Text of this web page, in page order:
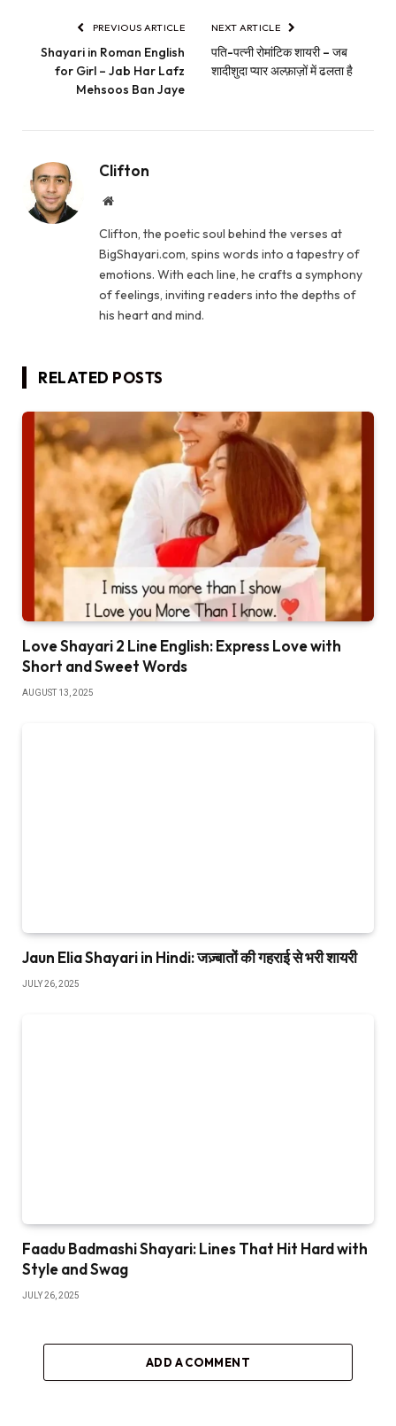
PREVIOUS ARTICLE
Shayari in Roman English
for Girl – Jab Har Lafz
Mehsoos Ban Jaye
NEXT ARTICLE
पति-पत्नी रोमांटिक शायरी – जब
शादीशुदा प्यार अल्फ़ाज़ों में ढलता है
Clifton
Website
Clifton, the poetic soul behind the verses at
BigShayari.com, spins words into a tapestry of
emotions. With each line, he crafts a symphony
of feelings, inviting readers into the depths of
his heart and mind.
RELATED POSTS
Love Shayari 2 Line English: Express Love with
Short and Sweet Words
AUGUST 13, 2025
Jaun Elia Shayari in Hindi: जज़्बातों की गहराई से भरी शायरी
JULY 26, 2025
Faadu Badmashi Shayari: Lines That Hit Hard with
Style and Swag
JULY 26, 2025
ADD A COMMENT